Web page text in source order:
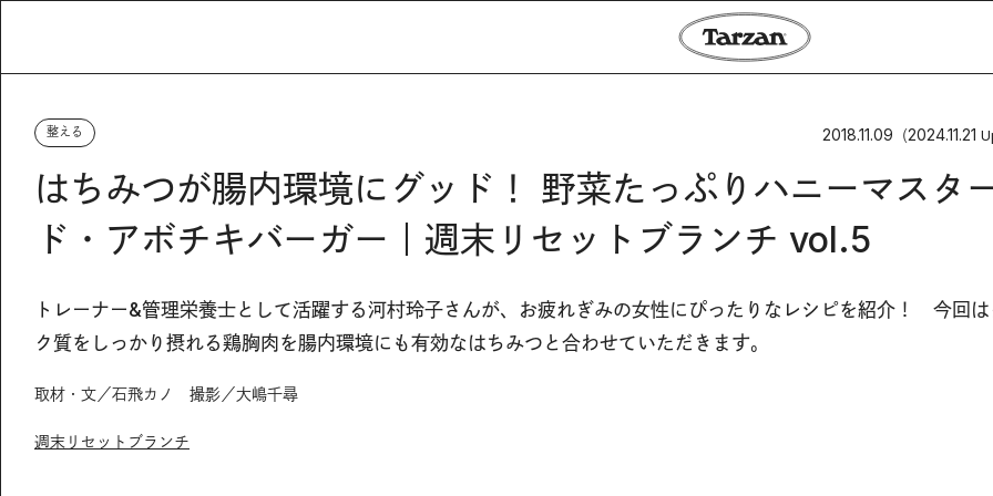
整える 2018.11.09 （2024.11.21
はちみつが腸内環境にグッド！ 野菜たっぷりハニーマスタ
ド・アボチキバーガー｜週末リセットブランチ vol.5
トレーナー&管理栄養士として活躍する河村玲子さんが、お疲れぎみの女性にぴったりなレシピを紹介！ 今回
ク質をしっかり摂れる鶏胸肉を腸内環境にも有効なはちみつと合わせていただきます。
取材・文／石飛カノ 撮影／大嶋千尋
週末リセットブランチ